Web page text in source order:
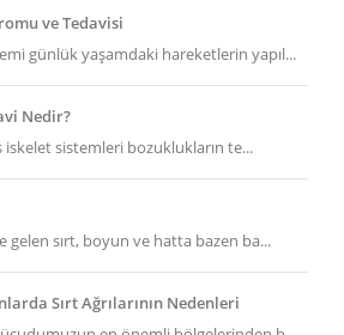
ve Tedavisi
günlük yaşamdaki hareketlerin yapıl...
Nedir?
iskelet sistemleri bozuklukların te...
gelen sırt, boyun ve hatta bazen ba...
Sırt Ağrılarının Nedenleri